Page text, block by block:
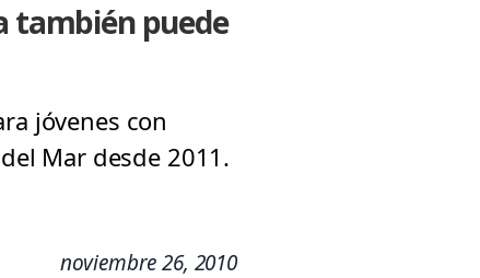
también puede
jóvenes con
Mar desde 2011.
noviembre 26, 2010